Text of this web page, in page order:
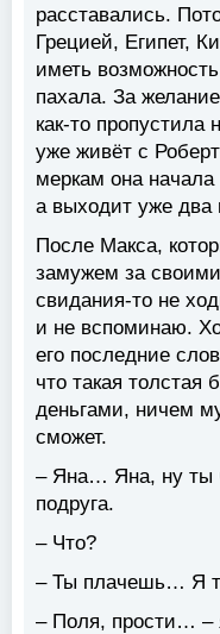
расставались.
Грецией, Египет,
иметь
пахала. За
как-то пропустила
уже живёт с
меркам она начала
а выходит уже
После Макса,
замужем за
свидания-то не
и не вспоминаю.
его последние
что такая толстая
деньгами, ничем
сможет.
– Яна… Яна, ну ты
подруга.
– Что?
– Ты плачешь… Я
– Поля, прости… –